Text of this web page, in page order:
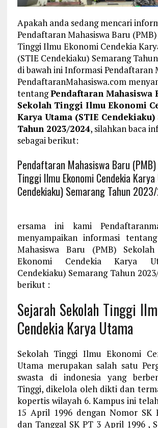
Apakah anda sedang mencari
Pendaftaran Mahasiswa Baru
Tinggi Ilmu Ekonomi Cendekia
(STIE Cendekiaku) Semarang
di bawah ini Informasi Pendaftaran
PendaftaranMahasiswa.com
tentangPendaftaran Mahasiswa
Sekolah Tinggi Ilmu Ekonomi
Karya Utama (STIE Cendekiaku)
Tahun 2023/2024, silahkan baca
sebagai berikut:
Pendaftaran Mahasiswa Baru
Tinggi Ilmu Ekonomi Cendekia
Cendekiaku) Semarang Tahun
ersama ini kami
menyampaikan informasi
Mahasiswa Baru (PMB)
Ekonomi Cendekia Karya
Cendekiaku) Semarang Tahun
berikut :
Sejarah Sekolah Tinggi
Cendekia Karya Utama
Sekolah Tinggi Ilmu Ekonomi
Utama merupakan salah satu
swasta di indonesia yang
Tinggi, dikelola oleh dikti dan
kopertis wilayah 6. Kampus ini
15 April 1996 dengan Nomor SK
dan Tanggal SK PT 3 April 1996 ,